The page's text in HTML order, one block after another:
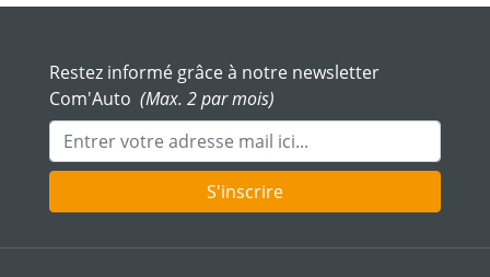
Restez informé grâce à notre newsletter
Com'Auto (Max. 2 par mois)
Adresse mail
S'inscrire